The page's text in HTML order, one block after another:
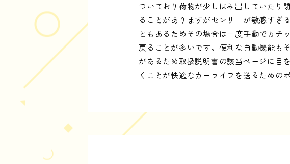
ついており荷物が少しはみ出していたり
ることがありますがセンサーが敏感すぎ
ともあるためその場合は一度手動でカチ
戻ることが多いです。便利な自動機能も
があるため取扱説明書の該当ページに目
くことが快適なカーライフを送るための